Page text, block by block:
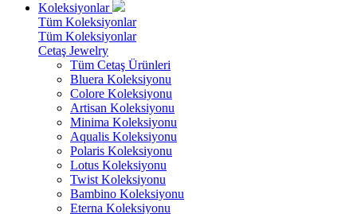
Koleksiyonlar
Tüm Koleksiyonlar
Tüm Koleksiyonlar
Cetaş Jewelry
Tüm Cetaş Ürünleri
Bluera Koleksiyonu
Colore Koleksiyonu
Artisan Koleksiyonu
Minima Koleksiyonu
Aqualis Koleksiyonu
Polaris Koleksiyonu
Lotus Koleksiyonu
Twist Koleksiyonu
Bambino Koleksiyonu
Eterna Koleksiyonu